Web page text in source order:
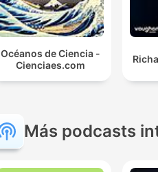
Océanos de Ciencia -
Cienciaes.com
Más podcasts